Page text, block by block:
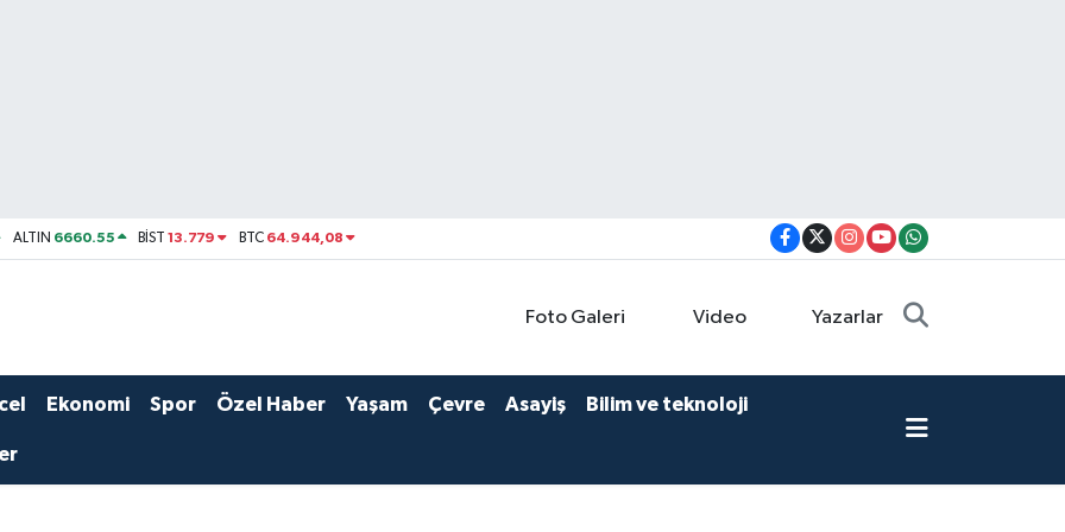
ALTIN 6660.55 BİST13.779 BTC 64.944,08
Foto Galeri Video Yazarlar
Ekonomi Spor Özel Haber Yaşam Çevre Asayiş Bilim ve teknoloji